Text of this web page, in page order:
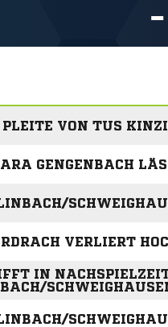

PLEITE VON TUS
GENGENBACH
VERLIERT
IN